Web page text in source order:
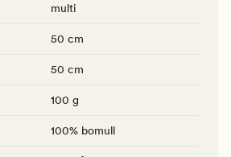
multi
50 cm
50 cm
100 g
100% bomull